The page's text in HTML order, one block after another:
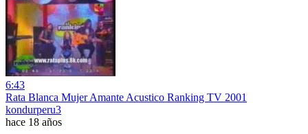
6:43
Rata Blanca Mujer Amante Acustico Ranking TV 2001
kondurperu3
hace 18 años